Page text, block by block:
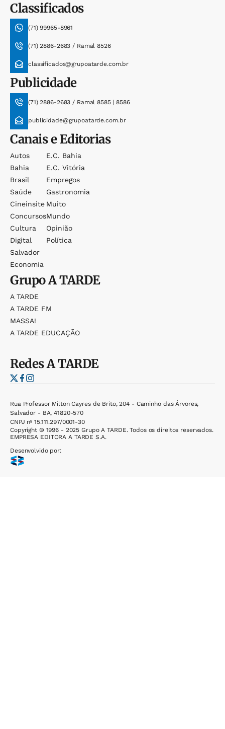
Classificados
(71) 99965-8961
(71) 2886-2683 / Ramal 8526
classificados@grupoatarde.com.br
Publicidade
(71) 2886-2683 / Ramal 8585 | 8586
publicidade@grupoatarde.com.br
Canais e Editorias
Autos
Bahia
Brasil
Saúde
Cineinsite
Concursos
Cultura
Digital
Salvador
Economia
E.c. Bahia
E.c. Vitória
Empregos
Gastronomia
Muito
Mundo
Opinião
Política
GrupoA TARDE
A TARDE
A TARDE FM
MASSA!
A TARDE EDUCAÇÃO
RedesA TARDE
Rua Professor Milton Cayres de Brito, 204 - Caminho das Árvores,
Salvador - BA, 41820-570
CNPJ nº 15.111.297/0001-30
Copyright © 1996 - 2025 Grupo A TARDE. Todos os direitos reservados.
EMPRESA EDITORA A TARDE S.A.
Desenvolvido por: